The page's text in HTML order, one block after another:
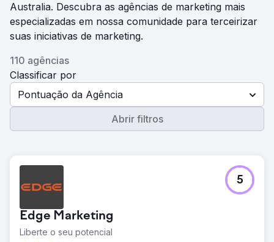
Australia. Descubra as agências de marketing mais
especializadas em nossa comunidade para terceirizar
suas iniciativas de marketing.
110 agências
Classificar por
Pontuação da Agência
Abrir filtros
Edge Marketing
Liberte o seu potencial
5